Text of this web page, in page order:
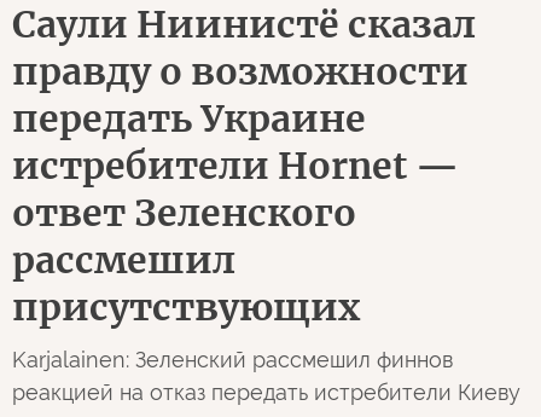
Саули Ниинистё сказал
правду о возможности
передать Украине
истребители Hornet —
ответ Зеленского
рассмешил
присутствующих
Karjalainen: Зеленский рассмешил финнов
реакцией на отказ передать истребители Киеву